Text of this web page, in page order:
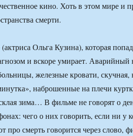
кино. Хоть в этом мире и
смерти.
Ольга Кузина), которая
и вскоре умирает.
железные кровати, скучная,
наброшенные на плечи
зима… В фильме не говорят о
чего о них говорить, если ни у
про смерть говорится через слово,